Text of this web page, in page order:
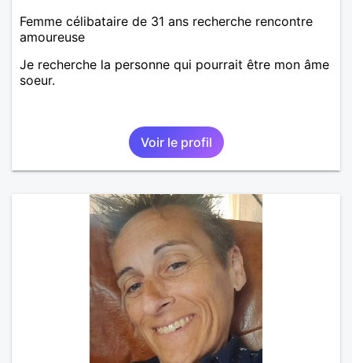
Femme célibataire de 31 ans recherche rencontre
amoureuse
Je recherche la personne qui pourrait être mon âme
soeur.
Voir le profil